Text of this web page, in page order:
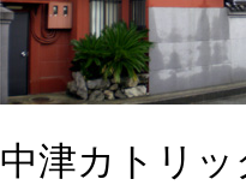
中津カトリ